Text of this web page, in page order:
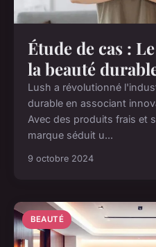
Étude de cas :
la beauté
Lush a révolutionné
durable en associant
Avec des produits frais et
marque séduit u...
9 octobre 2024
BEAUTÉ